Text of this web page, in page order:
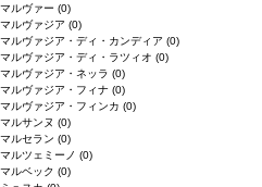
マルヴァー (0)
マルヴァジア (0)
マルヴァジア・ディ・カンディア (0)
マルヴァジア・ディ・ラツィオ (0)
マルヴァジア・ネッラ (0)
マルヴァジア・フィナ (0)
マルヴァジア・フィンカ (0)
マルサンヌ (0)
マルセラン (0)
マルツェミーノ (0)
マルベック (0)